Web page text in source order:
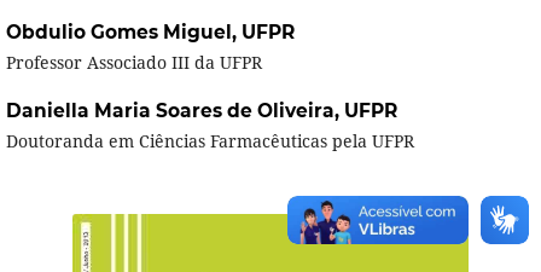
Obdulio Gomes Miguel, UFPR
Professor Associado III da UFPR
Daniella Maria Soares de Oliveira, UFPR
Doutoranda em Ciências Farmacêuticas pela UFPR